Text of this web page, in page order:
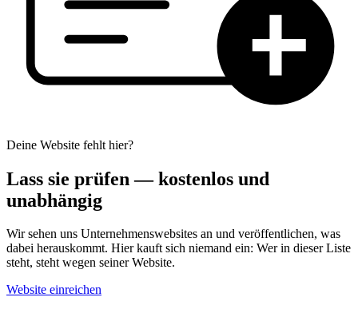
Deine Website fehlt hier?
Lass sie prüfen — kostenlos und
unabhängig
Wir sehen uns Unternehmenswebsites an und veröffentlichen, was
dabei herauskommt. Hier kauft sich niemand ein: Wer in dieser Liste
steht, steht wegen seiner Website.
Website einreichen